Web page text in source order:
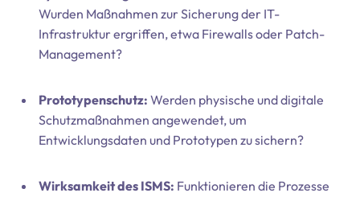
Wurden Maßnahmen zur Sicherung der IT-
Infrastruktur ergriffen, etwa Firewalls oder Patch-
Management?
Prototypenschutz: Werden physische und digitale
Schutzmaßnahmen angewendet, um
Entwicklungsdaten und Prototypen zu sichern?
Wirksamkeit des ISMS: Funktionieren die Prozesse